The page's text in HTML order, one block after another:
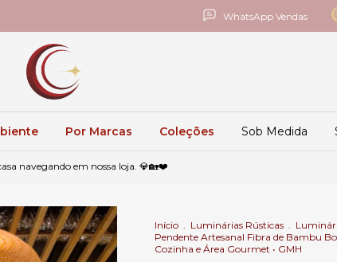
WhatsApp Vendas
Por Marcas Coleções Sob Medida
navegando em nossa loja. 💎🏡❤️
Início . Luminárias Rústicas .
Pendente Artesanal Fibra de Bambu
Cozinha e Área Gourmet • GMH